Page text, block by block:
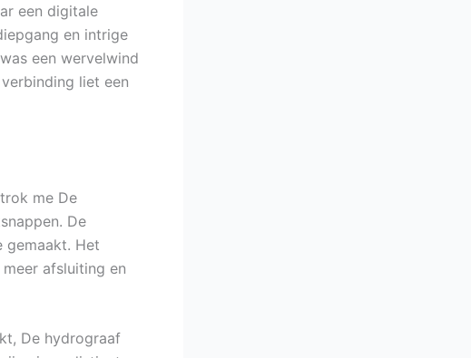
een digitale
en intrige
een wervelwind
liet een
me De
De
gemaakt. Het
afsluiting en
De hydrograaf